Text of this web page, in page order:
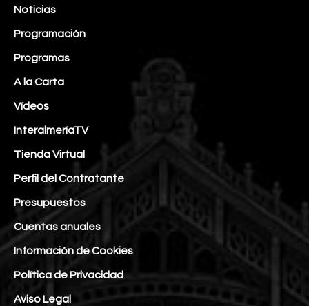
Noticias
Programación
Programas
A la Carta
Vídeos
InteralmeríaTV
Tienda Virtual
Perfil del Contratante
Presupuestos
Cuentas anuales
Información de Cookies
Política de Privacidad
Aviso Legal